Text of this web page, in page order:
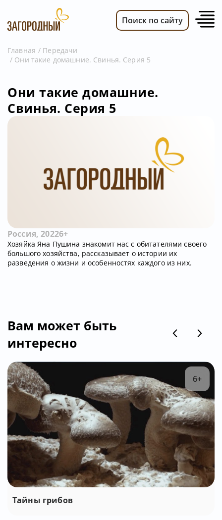
ПЕРЕДАЧИ
ТЕЛЕПРОГРАММА
РЕКЛАМОДАТЕЛЯМ
Поиск по сайту
Главная
Передачи
Они такие домашние. Свинья. Серия 5
Они такие домашние.
Свинья. Серия 5
Россия, 20226+
Хозяйка Яна Пушина знакомит нас с обитателями своего
большого хозяйства, рассказывает о истории их
разведения о жизни и особенностях каждого из них.
Вам может быть
интересно
Тайны грибов
6+